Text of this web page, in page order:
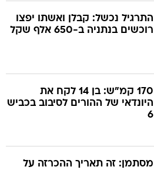
התרגיל נכשל: קבלן ואשתו יפצו
רוכשים בנתניה ב-650 אלף שקל
170 קמ"ש: בן 14 לקח את
היונדאי של ההורים לסיבוב בכביש
6
מסתמן: זה תאריך ההכרזה על